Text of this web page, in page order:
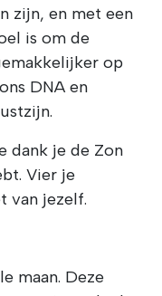
zijn, en met een
is om de
op
DNA en
dank je de Zon
Vier je
van jezelf.
maan. Deze